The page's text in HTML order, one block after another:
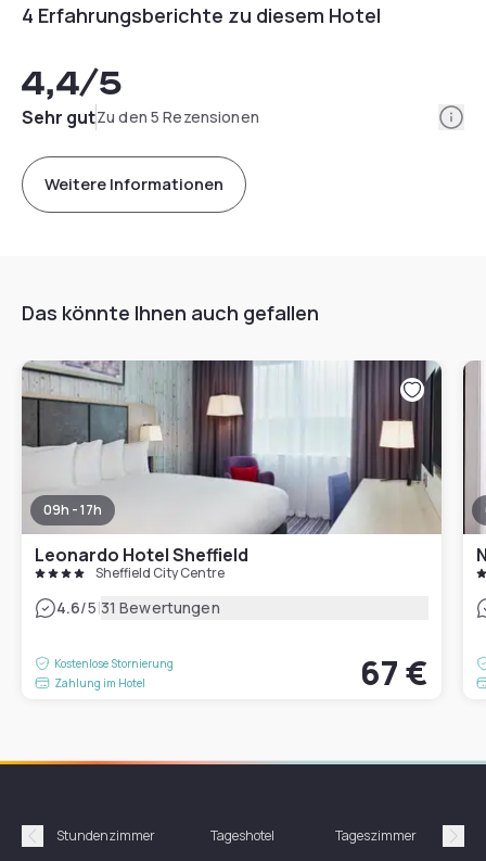
4 Erfahrungsberichte zu diesem Hotel
4,4/5
Sehr gutZu den 5 Rezensionen
Weitere Informationen
Das könnte Ihnen auch gefallen
09h - 17h
Leonardo Hotel Sheffield
Sheffield City Centre
4.6/5|31 Bewertungen
Kostenlose Stornierung
Zahlung im Hotel
67 €
Précédent
Stundenzimmer Tageshotel Tageszimmer